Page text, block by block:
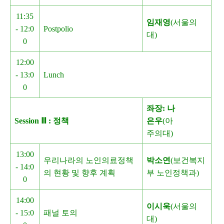
11:35
- 12:0
0
Postpolio
임재영(서울의
대)
12:00
- 13:0
0
Lunch
Session Ⅲ : 정책
좌장: 나
은우(아
주의대)
13:00
- 14:0
0
우리나라의 노인의료정책
의 현황 및 향후 계획
박소연(보건복지
부 노인정책과)
14:00
- 15:0
패널 토의
이시욱(서울의
대)